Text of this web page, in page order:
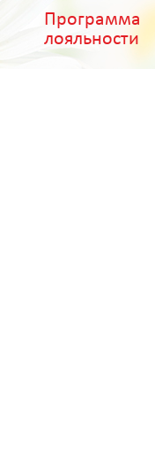
Программа
лояльности